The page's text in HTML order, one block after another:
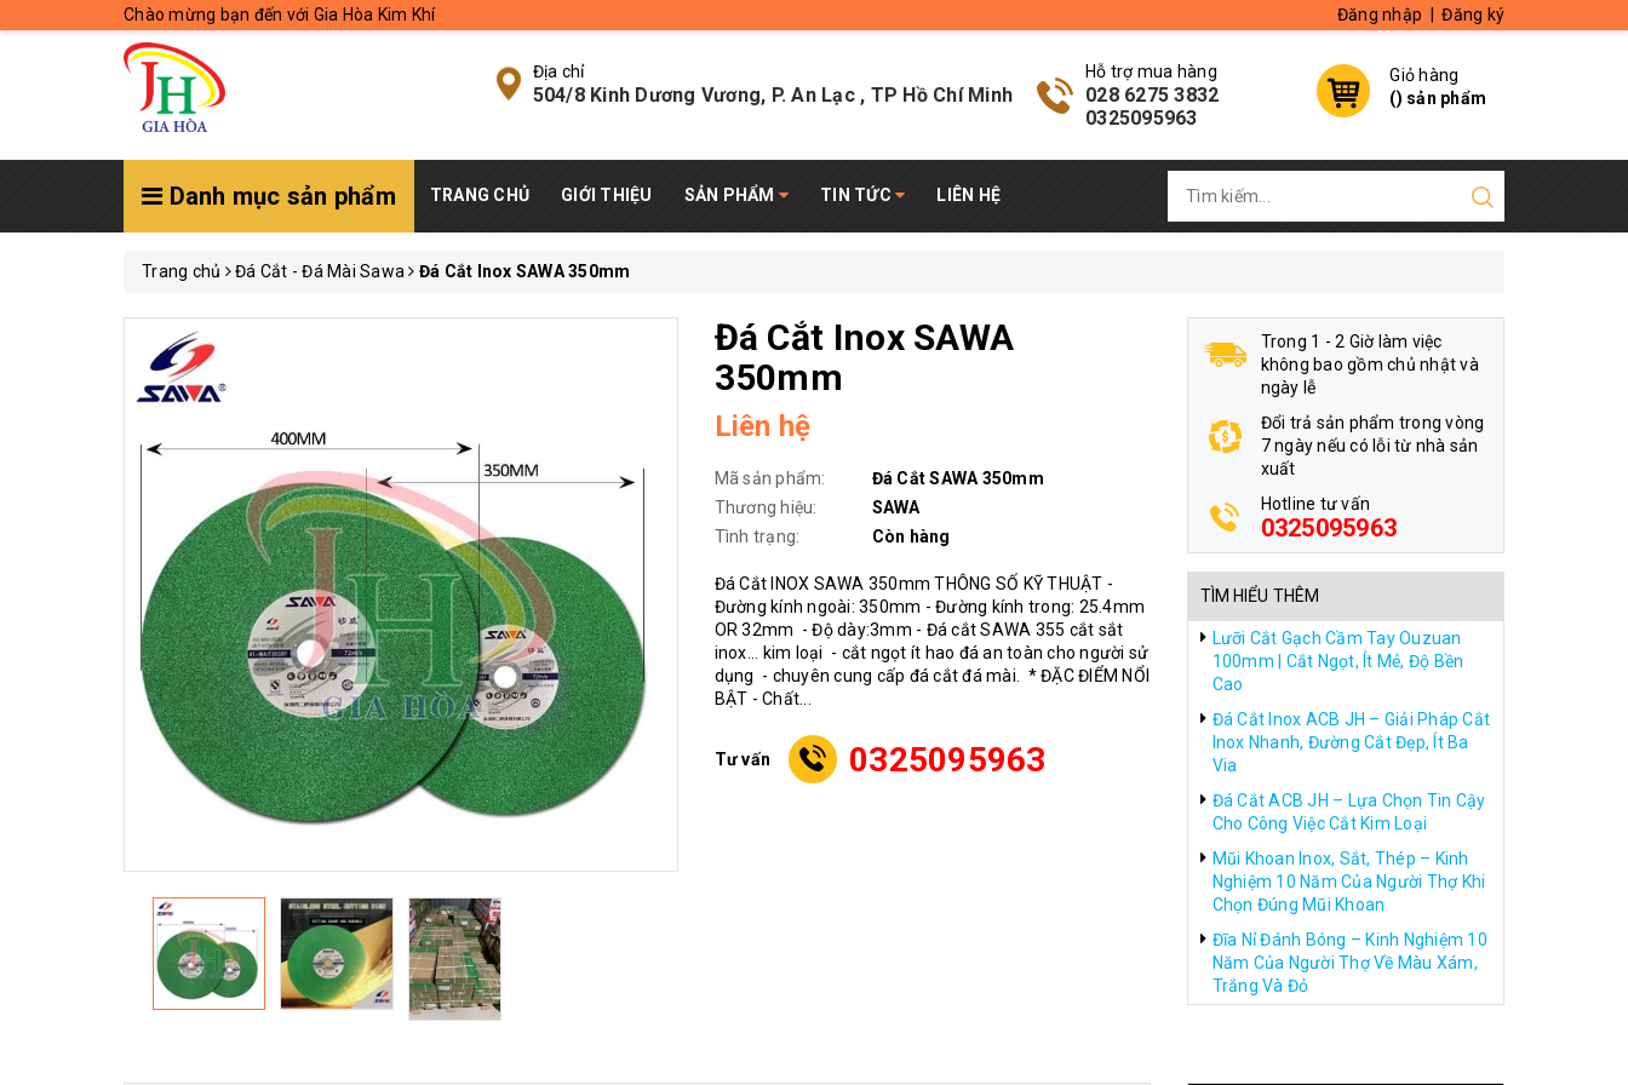
Chào mừng bạn đến với Gia Hòa Kim Khí Đăng nhập Đăng ký
Địa chỉ
504/8 Kinh Dương Vương, P. An Lạc , TP Hồ Chí Minh
Hỗ trợ mua hàng
028 6275 3832
0325095963
Giỏ hàng
() sản phẩm
Danh mục sản phẩm TRANG CHỦ GIỚI THIỆU SẢN PHẨM TIN TỨC LIÊN HỆ
Trang chủ Đá Cắt - Đá Mài Sawa Đá Cắt Inox SAWA 350mm
Đá Cắt Inox SAWA
350mm
Liên hệ
Mã sản phẩm:
Đá Cắt SAWA 350mm
Thương hiệu:
SAWA
Tình trạng:
Còn hàng
Đá Cắt INOX SAWA 350mm THÔNG SỐ KỸ THUẬT -
Đường kính ngoài: 350mm - Đường kính trong: 25.4mm
OR 32mm - Độ dày:3mm - Đá cắt SAWA 355 cắt sắt
inox... kim loại - cắt ngọt ít hao đá an toàn cho người sử
dụng - chuyên cung cấp đá cắt đá mài. * ĐẶC ĐIỂM NỔI
BẬT - Chất...
Tư vấn 0325095963
Trong 1 - 2 Giờ làm việc
không bao gồm chủ nhật và
ngày lễ
Đổi trả sản phẩm trong vòng
7 ngày nếu có lỗi từ nhà sản
xuất
Hotline tư vấn
0325095963
TÌM HIỂU THÊM
Lưỡi Cắt Gạch Cầm Tay Ouzuan
100mm | Cắt Ngọt, Ít Mẻ, Độ Bền
Cao
Đá Cắt Inox ACB JH – Giải Pháp Cắt
Inox Nhanh, Đường Cắt Đẹp, Ít Ba
Via
Đá Cắt ACB JH – Lựa Chọn Tin Cậy
Cho Công Việc Cắt Kim Loại
Mũi Khoan Inox, Sắt, Thép – Kinh
Nghiệm 10 Năm Của Người Thợ Khi
Chọn Đúng Mũi Khoan
Đĩa Nỉ Đánh Bóng – Kinh Nghiệm 10
Năm Của Người Thợ Về Màu Xám,
Trắng Và Đỏ